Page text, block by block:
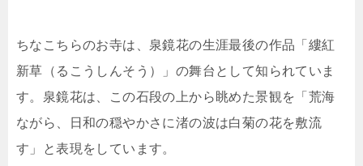
ちなこちらのお寺は、泉鏡花の生涯最後の作品「縷紅
新草（るこうしんそう）」の舞台として知られていま
す。泉鏡花は、この石段の上から眺めた景観を「荒海
ながら、日和の穏やかさに渚の波は白菊の花を敷流
す」と表現をしています。